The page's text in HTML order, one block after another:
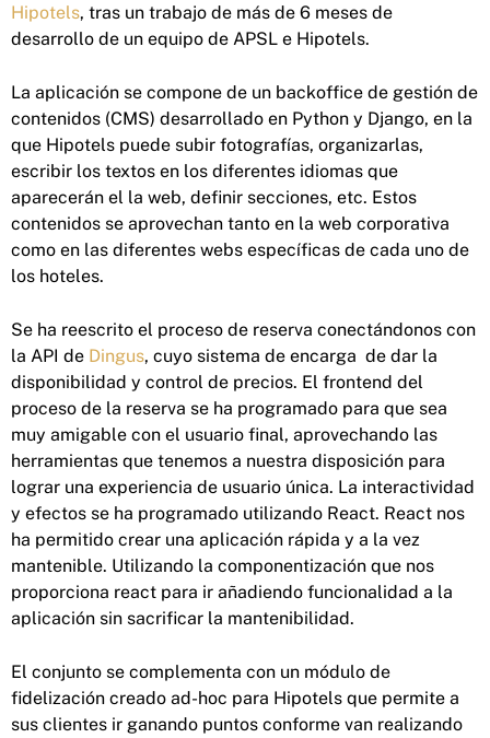
Hipotels, tras un trabajo de más de 6 meses de
desarrollo de un equipo de APSL e Hipotels.
La aplicación se compone de un backoffice de gestión de
contenidos (CMS) desarrollado en Python y Django, en la
que Hipotels puede subir fotografías, organizarlas,
escribir los textos en los diferentes idiomas que
aparecerán el la web, definir secciones, etc. Estos
contenidos se aprovechan tanto en la web corporativa
como en las diferentes webs específicas de cada uno de
los hoteles.
Se ha reescrito el proceso de reserva conectándonos con
la API de Dingus, cuyo sistema de encarga de dar la
disponibilidad y control de precios. El frontend del
proceso de la reserva se ha programado para que sea
muy amigable con el usuario final, aprovechando las
herramientas que tenemos a nuestra disposición para
lograr una experiencia de usuario única. La interactividad
y efectos se ha programado utilizando React. React nos
ha permitido crear una aplicación rápida y a la vez
mantenible. Utilizando la componentización que nos
proporciona react para ir añadiendo funcionalidad a la
aplicación sin sacrificar la mantenibilidad.
El conjunto se complementa con un módulo de
fidelización creado ad-hoc para Hipotels que permite a
sus clientes ir ganando puntos conforme van realizando